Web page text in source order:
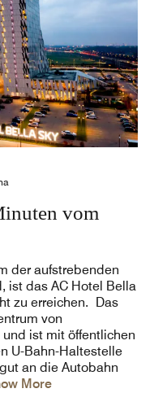
vom
der aufstrebenden
ist das AC Hotel Bella
zu erreichen. Das
von
ist mit öffentlichen
U-Bahn-Haltestelle
an die Autobahn
More